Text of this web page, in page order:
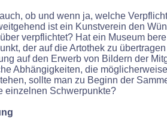
ob und wenn ja, welche
ist ein Kunstverein den
verpflichtet? Hat ein Museum
der auf die Artothek zu
auf den Erwerb von Bildern der
Abhängigkeiten, die
sollte man zu Beginn der
einzelnen Schwerpunkte?